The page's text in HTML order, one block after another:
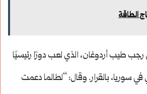
الطاقة
رجب طيب أردوغان، الذي لعب دورًا رئيسيًا
في سوريا، بالقرار. وقال: “لطالما دعمت